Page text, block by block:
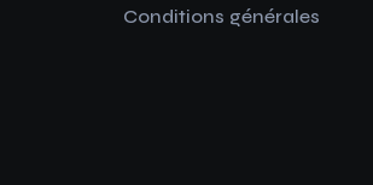
Conditions générales